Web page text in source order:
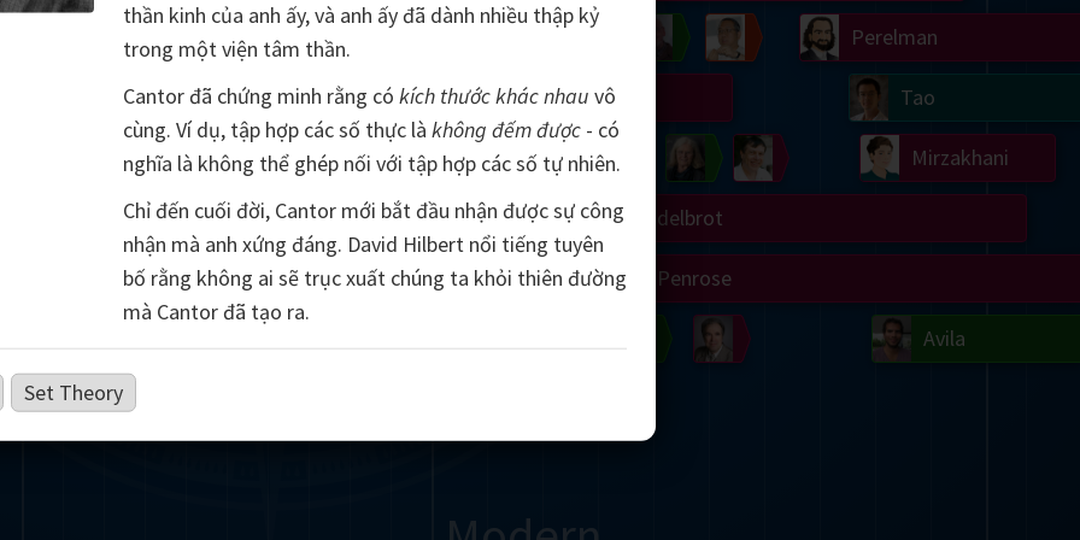
Avila
Mirzakhani
Tao
Perelman
Bourgain
Yau
Matiyasevich
Uhlenbeck
Langlands
Easley
Penrose
Mandelbrot
Wilkins
Blackwell
Gardner
Turing
Chern
Shannon
Escher
Hardy
Russell
Peano
Poincaré
Kovalevskaya
Cantor
Lie
Dedekind
Riemann
Nightingale
Galois
Jacobi
De Morgan
Bolyai
thần kinh của anh ấy, và anh ấy đã dành nhiều thập kỷ
trong một viện tâm thần.
Cantor đã chứng minh rằng có kích thước khác nhau vô
cùng. Ví dụ, tập hợp các số thực là không đếm được - có
nghĩa là không thể ghép nối với tập hợp các số tự nhiên.
Chỉ đến cuối đời, Cantor mới bắt đầu nhận được sự công
nhận mà anh xứng đáng. David Hilbert nổi tiếng tuyên
bố rằng không ai sẽ trục xuất chúng ta khỏi thiên đường
mà Cantor đã tạo ra.
Set Theory